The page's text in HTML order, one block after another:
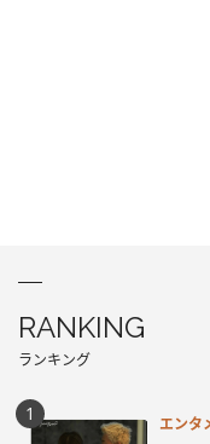
RANKING
ランキング
エンタ